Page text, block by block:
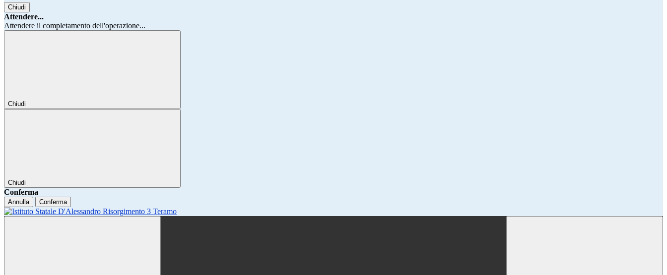
Chiudi
Attendere...
Attendere il completamento dell'operazione...
Chiudi
Chiudi
Conferma
Annulla Conferma